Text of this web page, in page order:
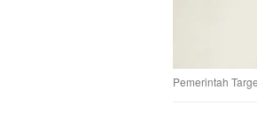
Pemerintah